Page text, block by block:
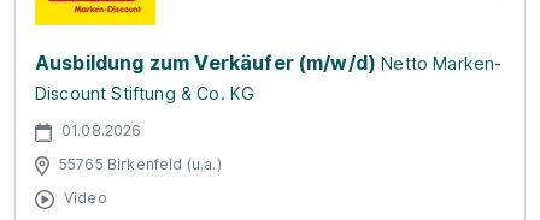
Ausbildung zum Verkäufer (m/w/d) Netto Marken-
Discount Stiftung & Co. KG
01.08.2026
55765 Birkenfeld (u.a.)
Video